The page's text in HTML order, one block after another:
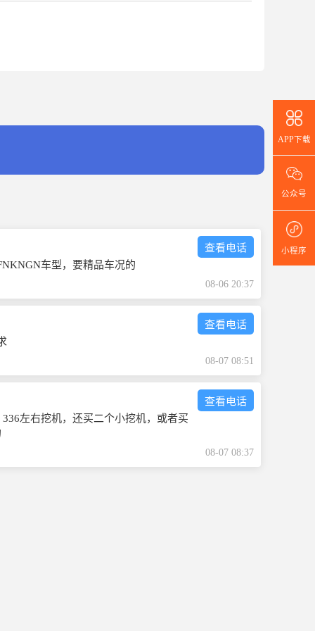
车型，要精品车况的
查看电话
08-06 20:37
查看电话
08-07 08:51
左右挖机，还买二个小挖机，或者买
查看电话
08-07 08:37
APP下载
公众号
小程序